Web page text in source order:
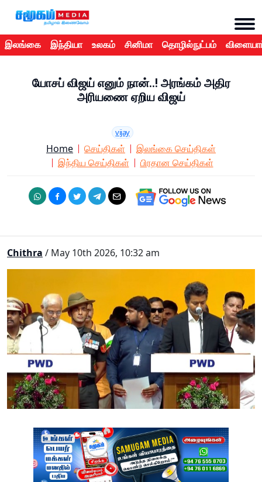
இலங்கை இந்தியா உலகம் சினிமா தொழில்நுட்பம்
யோசப் விஜய் எனும் நான்..! அரங்கம் அதிர
அரியணை ஏறிய விஜய்
vijay
Home செய்திகள்
இலங்கை செய்திகள்
இந்திய செய்திகள்
பிரதான செய்திகள்
Chithra / May 10th 2026, 10:32 am